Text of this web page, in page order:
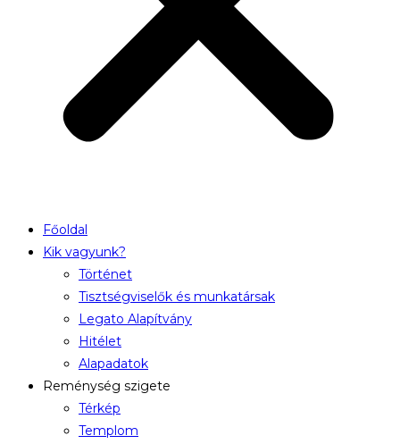
Főoldal
Kik vagyunk?
Történet
Tisztségviselők és munkatársak
Legato Alapítvány
Hitélet
Alapadatok
Reménység szigete
Térkép
Templom